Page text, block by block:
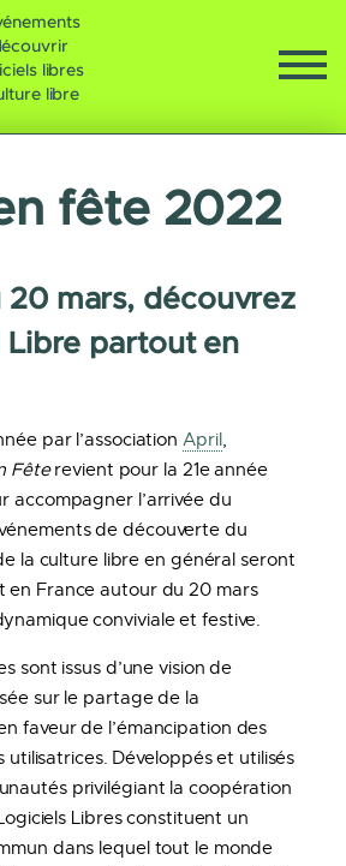
libres
libre
fête 2022
mars, découvrez
Libre partout en
par l’association April,
Fêterevient pour la 21e année
accompagner l’arrivée du
de découverte du
la culture libre en général seront
en France autour du 20 mars
conviviale et festive.
sont issus d’une vision de
sur le partage de la
faveur de l’émancipation des
utilisatrices. Développés et utilisés
privilégiant la coopération
Libres constituent un
dans lequel tout le monde